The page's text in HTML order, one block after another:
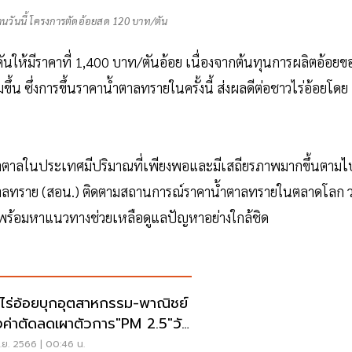
วันนี้ โครงการตัดอ้อยสด 120 บาท/ตัน
ให้มีราคาที่ 1,400 บาท/ตันอ้อย เนื่องจากต้นทุนการผลิตอ้อยข
ซึ่งการขึ้นราคาน้ำตาลทรายในครั้งนี้ ส่งผลดีต่อชาวไร่อ้อยโดย
าลในประเทศมีปริมาณที่เพียงพอและมีเสถียรภาพมากขึ้นตาม
ราย (สอน.) ติดตามสถานการณ์ราคาน้ำตาลทรายในตลาดโลก
ร้อมหาแนวทางช่วยเหลือดูแลปัญหาอย่างใกล้ชิด
ร่อ้อยบุกอุตสาหกรรม-พาณิชย์
าตัดลดเผาตัวการ"PM 2.5"วัน
. 2566 | 00:46 น.